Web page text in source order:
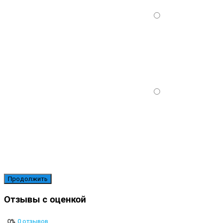
Продолжить
Отзывы с оценкой
0% 0 отзывов